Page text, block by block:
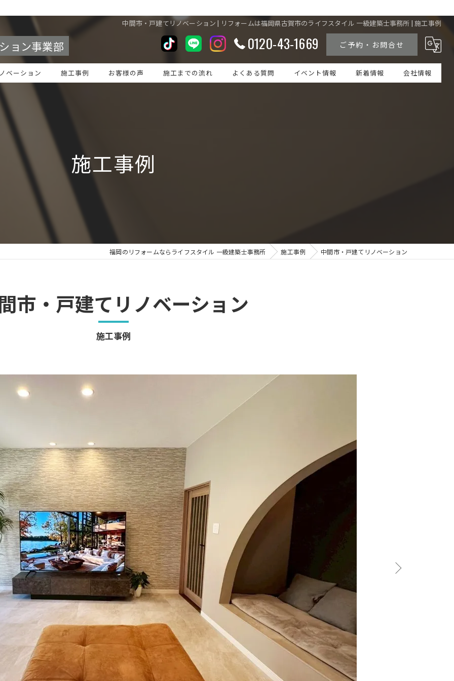
中間市・戸建てリノベーション | リフォームは福岡県古賀市のライフスタイル 一級建築士事務所 | 施工事例
ョン事業部 0120-43-1669 ご予約・お問合せ
ベーション 施工事例 お客様の声 施工までの流れ よくある質問 イベント情報 新着情報 会社情報
施工事例
福岡のリフォームならライフスタイル 一級建築士事務所 施工事例 中間市・戸建てリノベーション
施工事例
市・戸建てリノベーション